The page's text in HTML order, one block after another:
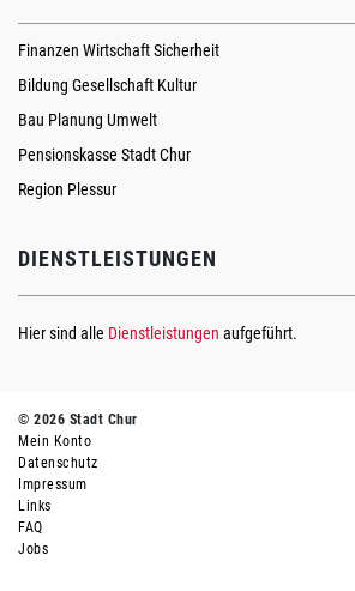
Finanzen Wirtschaft Sicherheit
Bildung Gesellschaft Kultur
Bau Planung Umwelt
Pensionskasse Stadt Chur
Region Plessur
DIENSTLEISTUNGEN
Hier sind alle Dienstleistungen aufgeführt.
© 2026 Stadt Chur
Mein Konto
Datenschutz
Impressum
Links
FAQ
Jobs